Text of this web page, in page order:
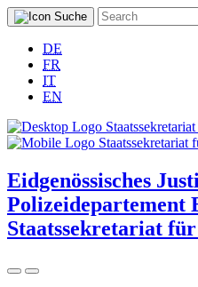
DE
FR
IT
EN
Eidgenössisches
Polizeidepartement
Staatssekretariat